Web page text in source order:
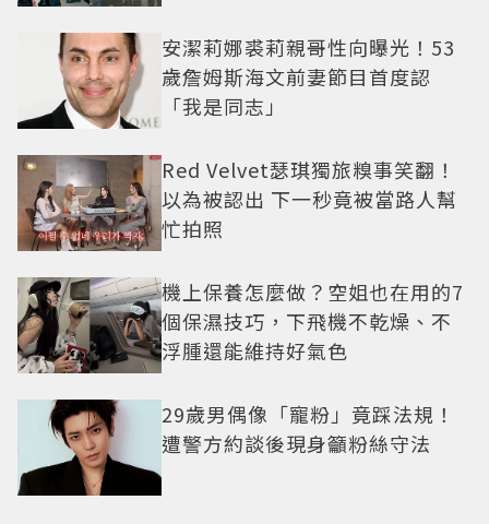
安潔莉娜裘莉親哥性向曝光！53
歲詹姆斯海文前妻節目首度認
「我是同志」
Red Velvet瑟琪獨旅糗事笑翻！
以為被認出 下一秒竟被當路人幫
忙拍照
機上保養怎麼做？空姐也在用的7
個保濕技巧，下飛機不乾燥、不
浮腫還能維持好氣色
29歲男偶像「寵粉」竟踩法規！
遭警方約談後現身籲粉絲守法